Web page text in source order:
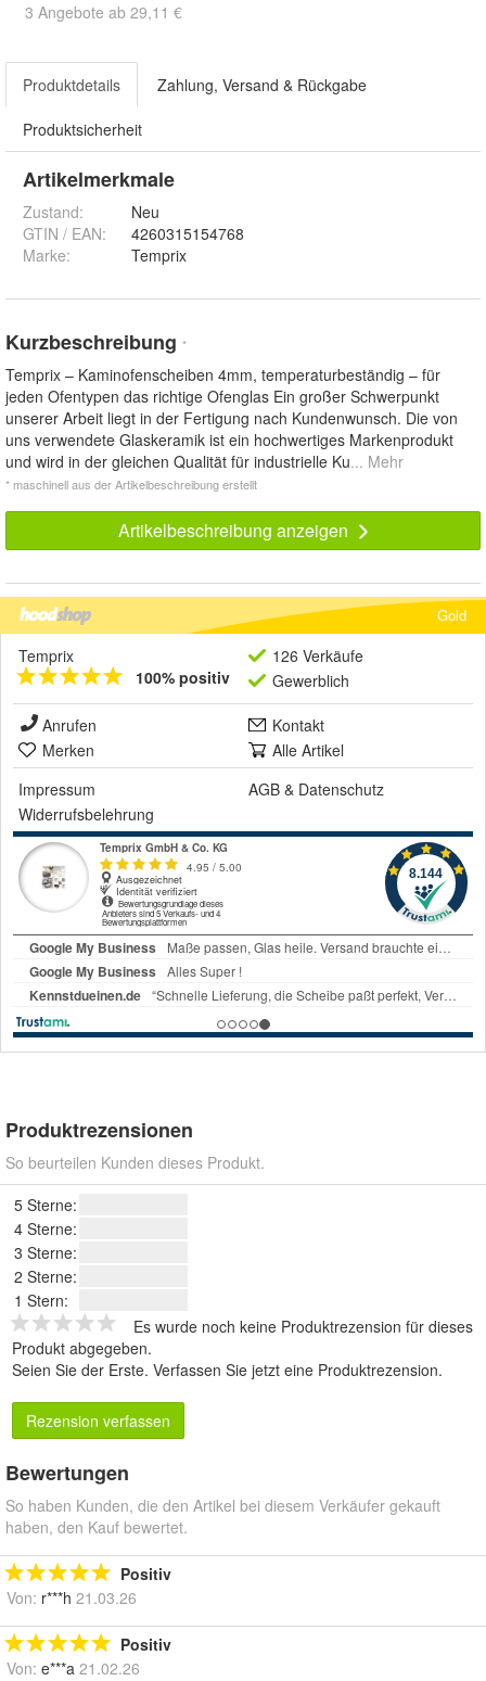
3 Angebote ab 29,11 €
Produktdetails Zahlung, Versand & Rückgabe
Produktsicherheit
Artikelmerkmale
Zustand:
Neu
GTIN / EAN:
4260315154768
Marke:
Temprix
Kurzbeschreibung *
Temprix – Kaminofenscheiben 4mm, temperaturbeständig – für
jeden Ofentypen das richtige Ofenglas Ein großer Schwerpunkt
unserer Arbeit liegt in der Fertigung nach Kundenwunsch. Die von
uns verwendete Glaskeramik ist ein hochwertiges Markenprodukt
und wird in der gleichen Qualität für industrielle Ku... Mehr
* maschinell aus der Artikelbeschreibung erstellt
Artikelbeschreibung anzeigen
Gold
Temprix
100% positiv
126 Verkäufe
Gewerblich
Anrufen
Kontakt
Merken
Alle Artikel
Impressum
AGB & Datenschutz
Widerrufsbelehrung
Produktrezensionen
So beurteilen Kunden dieses Produkt.
5 Sterne:
4 Sterne:
3 Sterne:
2 Sterne:
1 Stern:
Es wurde noch keine Produktrezension für dieses
Produkt abgegeben.
Seien Sie der Erste. Verfassen Sie jetzt eine Produktrezension.
Rezension verfassen
Bewertungen
So haben Kunden, die den Artikel bei diesem Verkäufer gekauft
haben, den Kauf bewertet.
Positiv
Von: r***h 21.03.26
Positiv
Von: e***a 21.02.26